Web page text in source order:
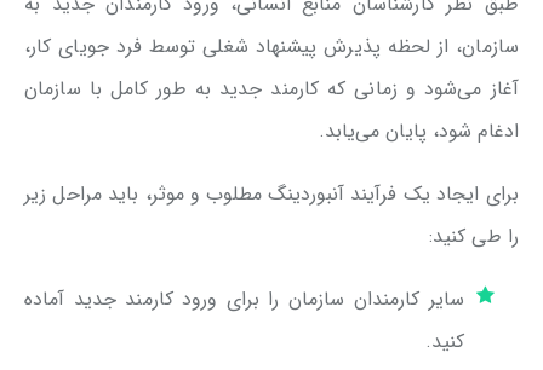
سازمان، از لحظه پذیرش پیشنهاد شغلی توسط فرد جویای کار،
آغاز می‌شود و زمانی که کارمند جدید به طور کامل با سازمان
ادغام شود، پایان می‌یابد.
برای ایجاد یک فرآیند آنبوردینگ مطلوب و موثر، باید مراحل زیر
را طی کنید:
سایر کارمندان سازمان را برای ورود کارمند جدید آماده
کنید.